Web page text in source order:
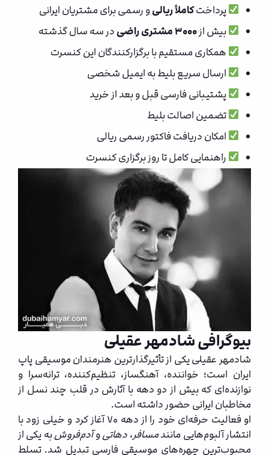
پرداختکاملاً ریالیو رسمی برای مشتریان ایرانی
بیش از۳۰۰۰ مشتری راضی
در سه سال گذشته
همکاری مستقیم با برگزارکنندگان این کنسرت
ارسال سریع بلیط به ایمیل شخصی
پشتیبانی فارسی قبل و بعد از خرید
تضمین اصالت بلیط
امکان دریافت فاکتور رسمی ریالی
راهنمایی کامل تا روز برگزاری کنسرت
بیوگرافی شادمهر عقیلی
شادمهر عقیلییکی از تأثیرگذارترین هنرمندان موسیقی پاپ
ایران است؛ خواننده، آهنگساز، تنظیم‌کننده، ترانه‌سرا و
نوازنده‌ای که بیش از دو دهه با آثارش در قلب چند نسل از
مخاطبان ایرانی حضور داشته است.
او فعالیت حرفه‌ای خود را از دهه ۷۰ آغاز کرد و خیلی زود با
انتشار آلبوم‌هایی مانندمسافر، دهاتیوآدم‌فروشبه یکی از
محبوب‌ترین چهره‌های موسیقی فارسی تبدیل شد. تسلط